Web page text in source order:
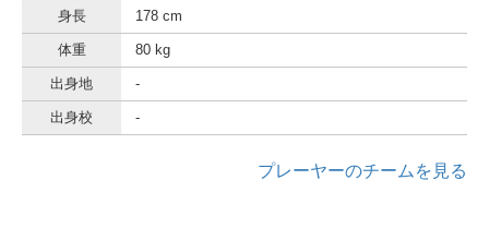
身長 178 cm
体重 80 kg
出身地 -
出身校 -
プレーヤーのチームを見る